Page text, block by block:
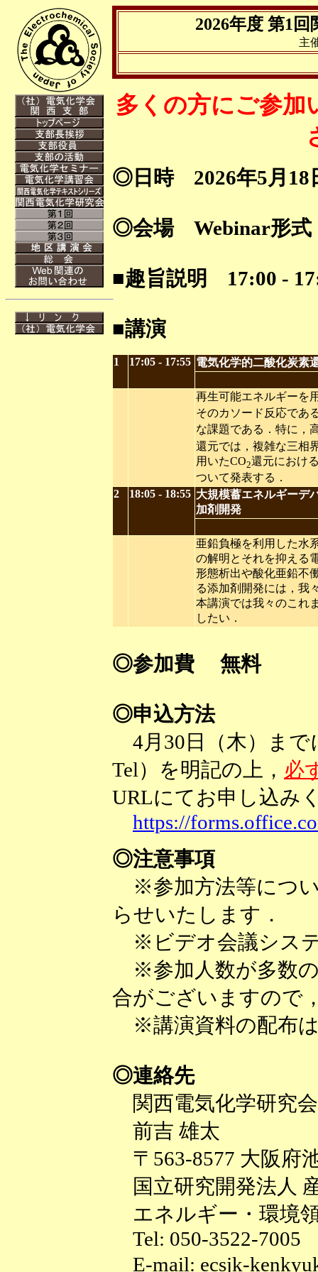
2026年度 第1
主
多くの方にご参加
◎日時 2026年5月18
◎会場 Webinar形式
■趣旨説明 17:00 -
■講演
1 17:05 - 17:55 電気化学的二酸化炭素
再生可能エネルギーを
そのカソード反応であ
な課題である．特に，
還元では，複雑な三相
用いたCO2還元におけ
ついて発表する．
2
18:05 - 18:55 大規模蓄エネルギーデ
加剤開発
亜鉛負極を利用した水
の解明とそれを抑える
形態析出や酸化亜鉛不
る添加剤開発には，我
本講演では我々のこれ
したい．
◎参加費 無料
◎申込方法
4月30日（木）まで
Tel）を明記の上， 必
URLにてお申し込み
https://
◎注意事項
※参加方法等につい
らせいたします．
※ビデオ会議システ
※参加人数が多数の
合がございますので
※講演資料の配布
◎連絡先
関西電気化学研究
前吉 雄太
〒563-8577 大阪府
国立研究開発法人
エネルギー・環境
Tel: 050-3522-7005
E-mail: ecsjk-